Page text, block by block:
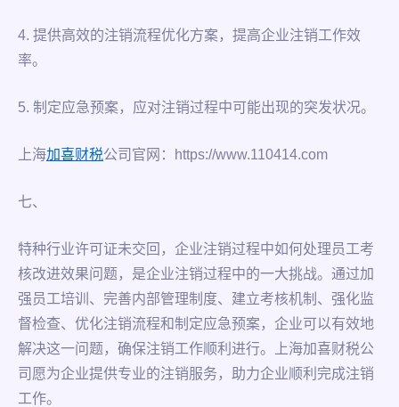
4. 提供高效的注销流程优化方案，提高企业注销工作效
率。
5. 制定应急预案，应对注销过程中可能出现的突发状况。
上海加喜财税公司官网：https://www.110414.com
七、
特种行业许可证未交回，企业注销过程中如何处理员工考
核改进效果问题，是企业注销过程中的一大挑战。通过加
强员工培训、完善内部管理制度、建立考核机制、强化监
督检查、优化注销流程和制定应急预案，企业可以有效地
解决这一问题，确保注销工作顺利进行。上海加喜财税公
司愿为企业提供专业的注销服务，助力企业顺利完成注销
工作。